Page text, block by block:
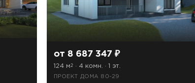
от 8 687 347 ₽
124 м 2 · 4 комн. · 1 эт.
ПРОЕКТ ДОМА 80-29